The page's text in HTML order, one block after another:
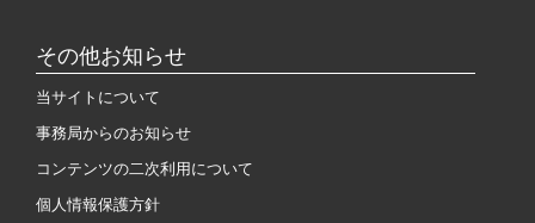
その他お知らせ
当サイトについて
事務局からのお知らせ
コンテンツの二次利用について
個人情報保護方針